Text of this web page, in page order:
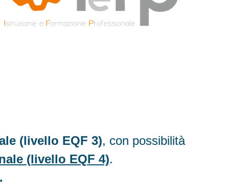
(livello EQF 3), con possibilità
(livello EQF 4).